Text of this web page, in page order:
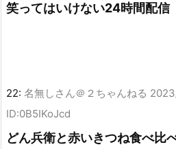
笑ってはいけない24時間配信
22: 名無しさん＠２ちゃんねる
ID:0B5IKoJcd
どん兵衛と赤いきつね食べ比